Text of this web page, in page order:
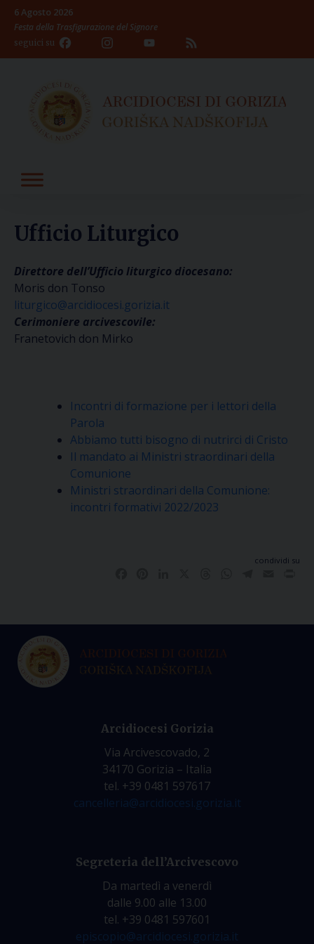
Skip
content
6 Agosto 2026
Festa della Trasfigurazione del Signore
seguici su Facebook InstagramYouTube
Channel
Ufficio Liturgico
Direttore dell’Ufficio liturgico diocesano:
Moris don Tonso
liturgico@arcidiocesi.gorizia.it
Cerimoniere arcivescovile:
Franetovich don Mirko
Incontri di formazione per i lettori della
Parola
Abbiamo tutti bisogno di nutrirci di Cristo
Il mandato ai Ministri straordinari della
Comunione
Ministri straordinari della Comunione:
incontri formativi 2022/2023
condividi su
Arcidiocesi Gorizia
Via Arcivescovado, 2
34170 Gorizia – Italia
tel. +39 0481 597617
cancelleria@arcidiocesi.gorizia.it
Segreteria dell’Arcivescovo
Da martedì a venerdì
dalle 9.00 alle 13.00
tel. +39 0481 597601
episcopio@arcidiocesi.gorizia.it